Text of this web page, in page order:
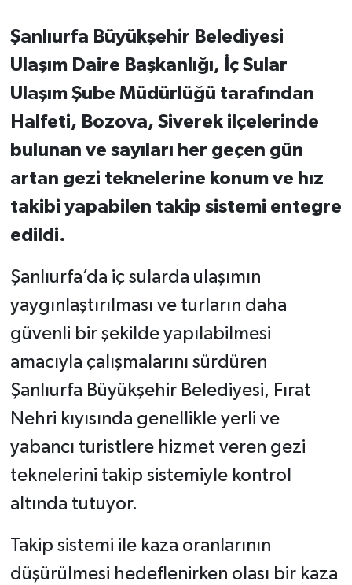
Şanlıurfa Büyükşehir Belediyesi
Ulaşım Daire Başkanlığı, İç Sular
Ulaşım Şube Müdürlüğü tarafından
Halfeti, Bozova, Siverek ilçelerinde
bulunan ve sayıları her geçen gün
artan gezi teknelerine konum ve hız
takibi yapabilen takip sistemi entegre
edildi.
Şanlıurfa’da iç sularda ulaşımın
yaygınlaştırılması ve turların daha
güvenli bir şekilde yapılabilmesi
amacıyla çalışmalarını sürdüren
Şanlıurfa Büyükşehir Belediyesi, Fırat
Nehri kıyısında genellikle yerli ve
yabancı turistlere hizmet veren gezi
teknelerini takip sistemiyle kontrol
altında tutuyor.
Takip sistemi ile kaza oranlarının
düşürülmesi hedeflenirken olası bir kaza